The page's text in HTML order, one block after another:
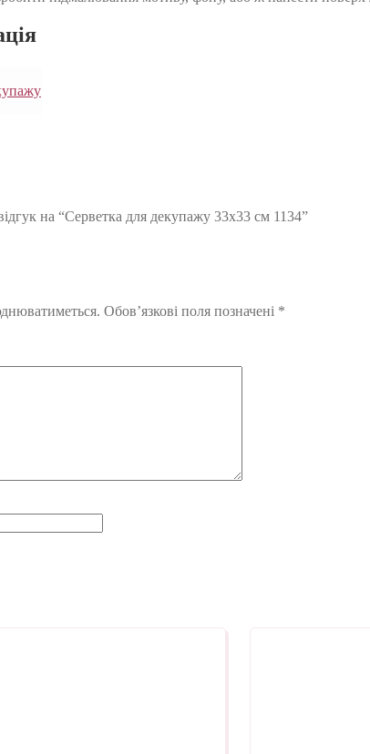
на “Серветка для декупажу 33х33 см 1134”
Обов’язкові поля позначені *